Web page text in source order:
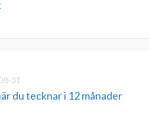
31
du tecknar i 12 månader